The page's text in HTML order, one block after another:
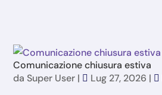
Comunicazione chiusura estiva
da Super User | Lug 27, 2026 |